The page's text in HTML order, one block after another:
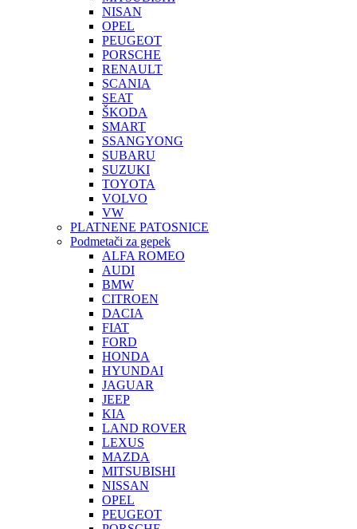
NISAN
OPEL
PEUGEOT
PORSCHE
RENAULT
SCANIA
SEAT
ŠKODA
SMART
SSANGYONG
SUBARU
SUZUKI
TOYOTA
VOLVO
VW
PLATNENE PATOSNICE
Podmetači za gepek
ALFA ROMEO
AUDI
BMW
CITROEN
DACIA
FIAT
FORD
HONDA
HYUNDAI
JAGUAR
JEEP
KIA
LAND ROVER
LEXUS
MAZDA
MITSUBISHI
NISSAN
OPEL
PEUGEOT